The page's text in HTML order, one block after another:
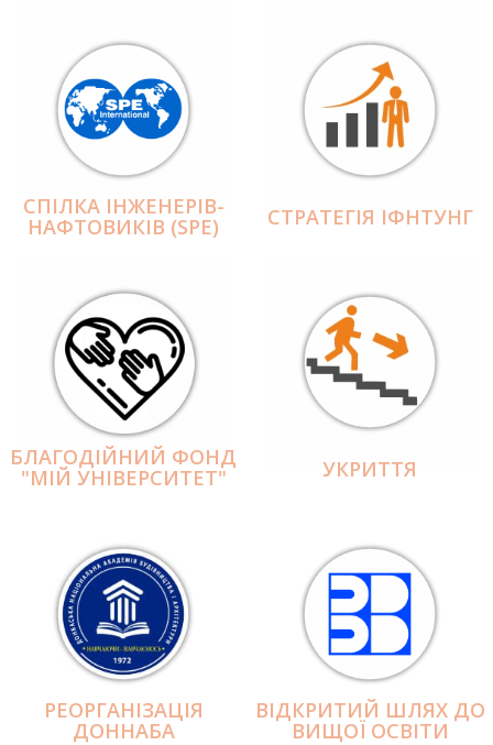
СПІЛКА ІНЖЕНЕРІВ-
НАФТОВИКІВ (SPE) СТРАТЕГІЯ ІФНТУНГ
БЛАГОДІЙНИЙ ФОНД
"МІЙ УНІВЕРСИТЕТ" УКРИТТЯ
РЕОРГАНІЗАЦІЯ
ДОННАБА
ВІДКРИТИЙ ШЛЯХ ДО
ВИЩОЇ ОСВІТИ